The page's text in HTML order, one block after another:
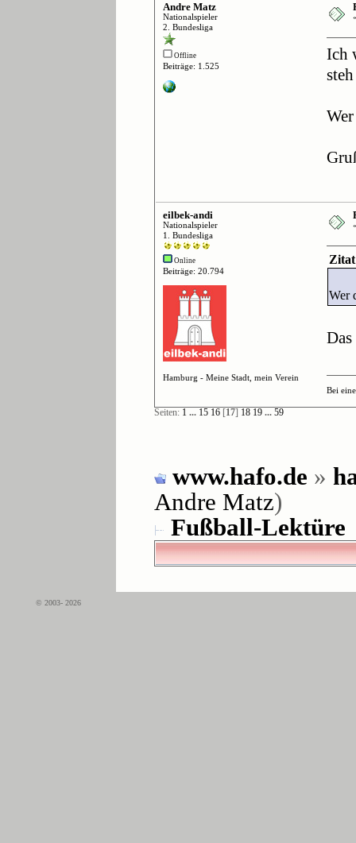
Andre Matz
Nationalspieler
2. Bundesliga
Offline
Beiträge: 1.525
Ich
eilbek-andi
Nationalspieler
1. Bundesliga
Online
Beiträge: 20.794
Hamburg - Meine Stadt, mein Verein
Wer
Bei
Seiten: 1 ... 15 16[ 17] 18 19 ... 59
www.hafo.de »
Andre Matz)
Fußball-Lektüre
© 2003- 2026